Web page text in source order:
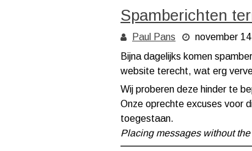
Spamberichten
Paul Pans
november
Bijna dagelijks komen
website terecht, wat erg
Wij proberen deze hinder te
Onze oprechte excuses voor
toegestaan.
Placing messages without